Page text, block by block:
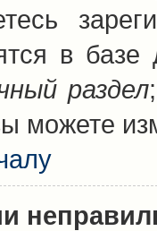
в
раздел
можете